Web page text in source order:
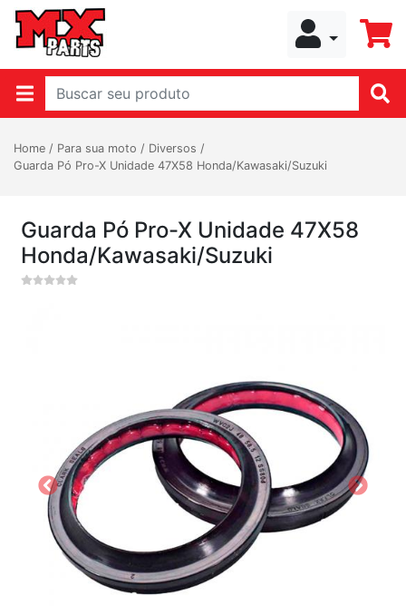
Home / Para sua moto / Diversos /
Guarda Pó Pro-X Unidade 47X58 Honda/Kawasaki/Suzuki
Guarda Pó Pro-X Unidade 47X58
Honda/Kawasaki/Suzuki